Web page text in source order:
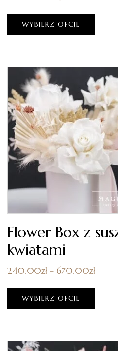
WYBIERZ OPCJE
Flower Box z
kwiatami
240.00zł – 670.00zł
WYBIERZ OPCJE